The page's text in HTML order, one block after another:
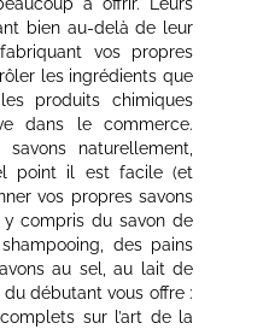
bien au-delà de leur
vos propres
les ingrédients que
produits chimiques
dans le commerce.
naturellement,
point il est facile (et
vos propres savons
y compris du savon de
des pains
au sel, au lait de
débutant vous offre :
sur l’art de la